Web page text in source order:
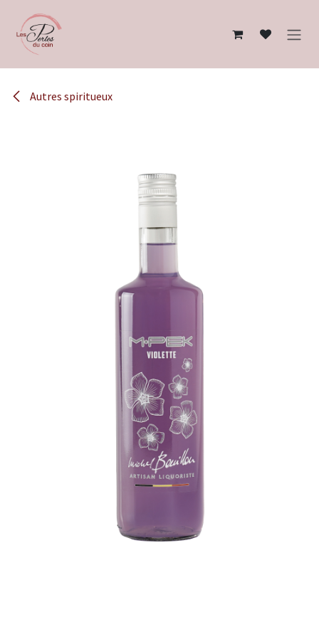
Autres spiritueux